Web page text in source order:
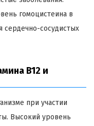
гомоцистеина в
сердечно-сосудистых
B12 и
при участии
Высокий уровень